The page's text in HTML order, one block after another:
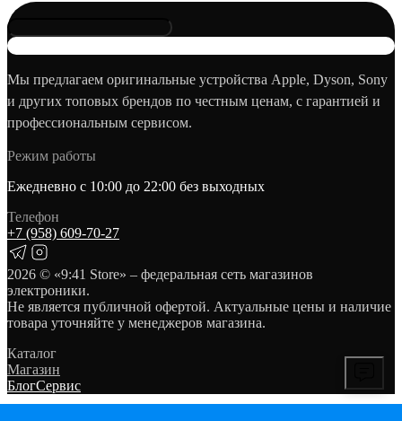
Мы предлагаем оригинальные устройства Apple, Dyson, Sony
и других топовых брендов по честным ценам, с гарантией и
профессиональным сервисом.
Режим работы
Ежедневно с 10:00 до 22:00 без выходных
Телефон
+7 (958) 609‑70‑27
2026 © «9:41 Store» – федеральная сеть магазинов
электроники.
Не является публичной офертой. Актуальные цены и наличие
товара уточняйте у менеджеров магазина.
Каталог
Магазин
БлогСервис